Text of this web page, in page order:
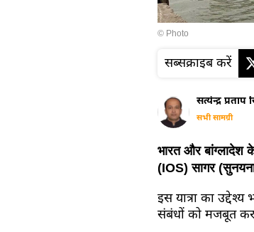
© Photo
सब्सक्राइब करें
सत्येन्द्र प्रताप
सभी सामग्री
भारत और बांग्लादेश
(IOS) सागर
इस यात्रा का
संबंधों को मजबूत